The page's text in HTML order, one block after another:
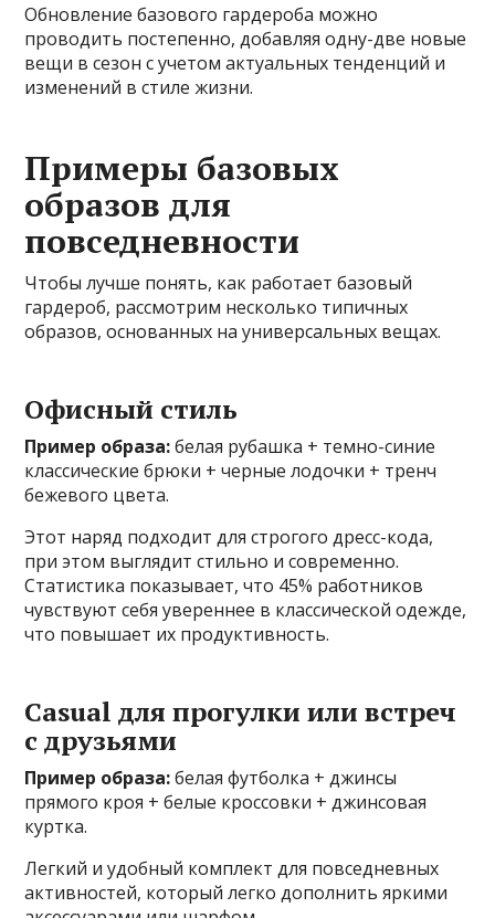
Обновление базового гардероба можно
проводить постепенно, добавляя одну-две новые
вещи в сезон с учетом актуальных тенденций и
изменений в стиле жизни.
Примеры базовых
образов для
повседневности
Чтобы лучше понять, как работает базовый
гардероб, рассмотрим несколько типичных
образов, основанных на универсальных вещах.
Офисный стиль
Пример образа:белая рубашка + темно-синие
классические брюки + черные лодочки + тренч
бежевого цвета.
Этот наряд подходит для строгого дресс-кода,
при этом выглядит стильно и современно.
Статистика показывает, что 45% работников
чувствуют себя увереннее в классической одежде,
что повышает их продуктивность.
Casual для прогулки или встреч
с друзьями
Пример образа:белая футболка + джинсы
прямого кроя + белые кроссовки + джинсовая
куртка.
Легкий и удобный комплект для повседневных
активностей, который легко дополнить яркими